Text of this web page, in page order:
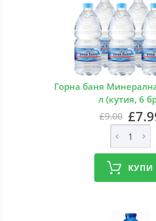
Горна баня
л (кутия, 6
£9.00
КУПИ